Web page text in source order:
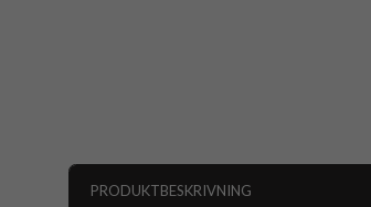
PRODUKTBESKRIVNING